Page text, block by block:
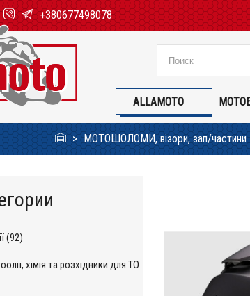
+380677498078
ALLAMOTO
МОТОШОЛОМИ, візори, зап/частини
(92)
хімія та розхідники для ТО